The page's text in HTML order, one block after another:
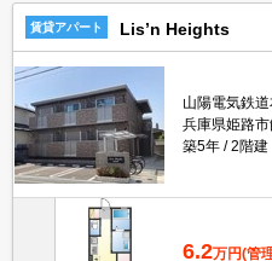
賃貸アパート Lis’n Heights
山陽電気鉄
兵庫県姫路
築5年
2階建
6.2万円(管